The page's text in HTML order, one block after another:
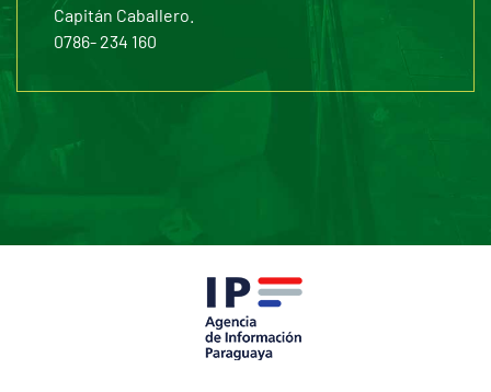
Capitán Caballero.
0786- 234 160